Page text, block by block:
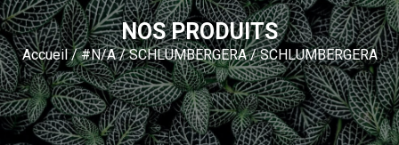
NOS PRODUITS
Accueil/#N/A/SCHLUMBERGERA/ SCHLUMBERGERA